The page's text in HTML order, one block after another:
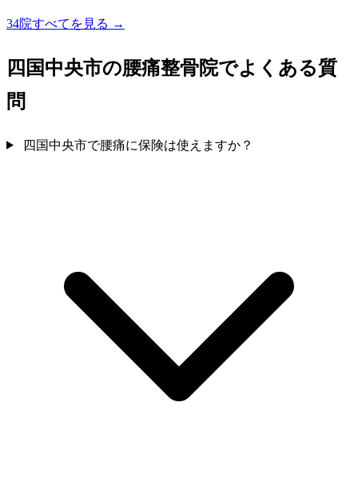
34院すべてを見る →
四国中央市の腰痛整骨院でよくある質
問
四国中央市で腰痛に保険は使えますか？